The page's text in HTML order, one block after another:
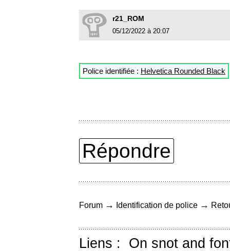
r21_ROM
05/12/2022 à 20:07
Police identifiée : Helvetica Rounded Black
Répondre
Forum → Identification de police →
Liens : On snot and